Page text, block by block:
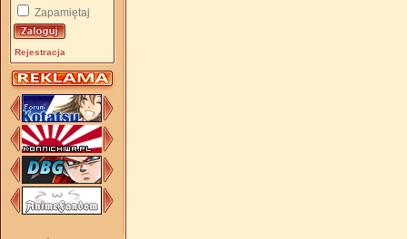
Zapamiętaj
Rejestracja